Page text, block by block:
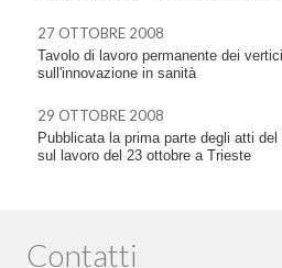
27 OTTOBRE 2008
Tavolo di lavoro permanente dei
sull'innovazione in sanità
29 OTTOBRE 2008
Pubblicata la prima parte degli atti
sul lavoro del 23 ottobre a Trieste
Contatti